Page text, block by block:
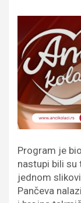
Program je
nastupi bili
jednom
Pančeva